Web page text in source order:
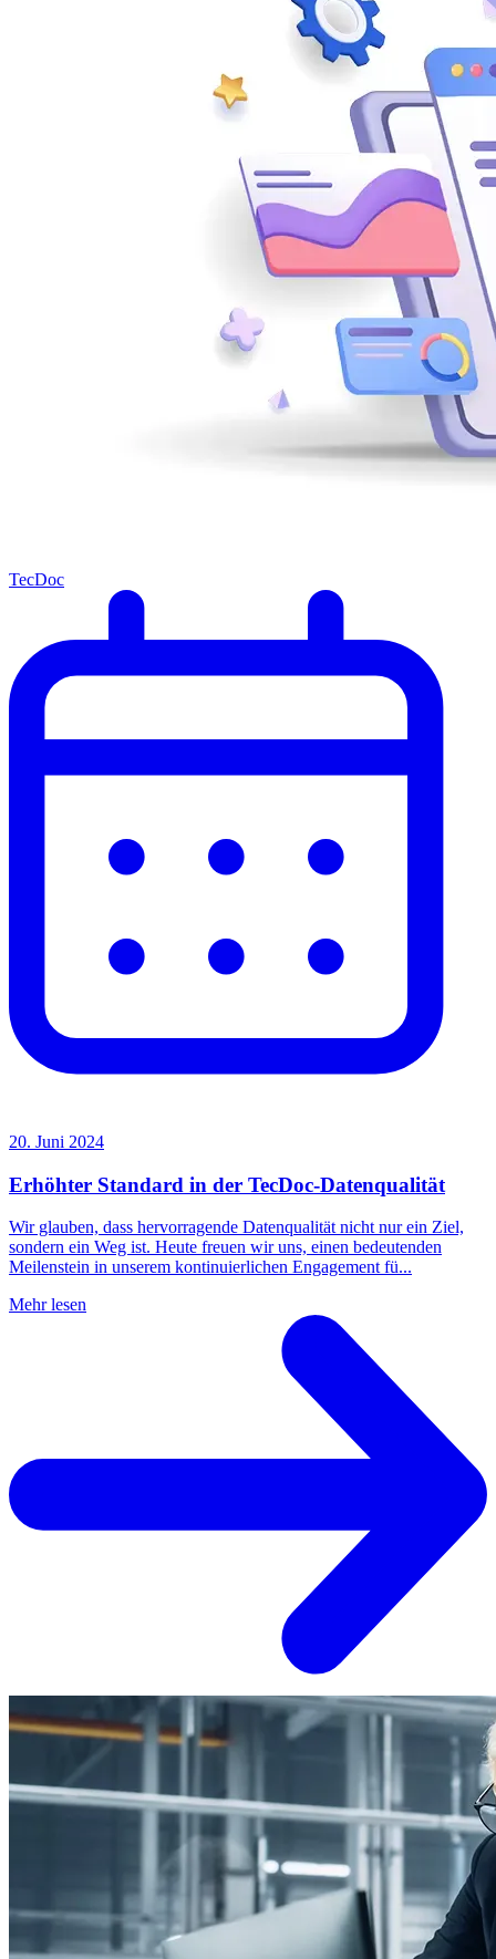
TecDoc
20. Juni 2024
Erhöhter Standard in der TecDoc-Datenqualität
Wir glauben, dass hervorragende Datenqualität nicht nur ein Ziel,
sondern ein Weg ist. Heute freuen wir uns, einen bedeutenden
Meilenstein in unserem kontinuierlichen Engagement fü...
Mehr lesen